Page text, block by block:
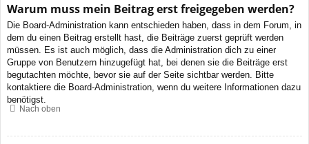
Warum muss mein Beitrag erst freigegeben werden?
Die Board-Administration kann entschieden haben, dass in dem Forum, in
dem du einen Beitrag erstellt hast, die Beiträge zuerst geprüft werden
müssen. Es ist auch möglich, dass die Administration dich zu einer
Gruppe von Benutzern hinzugefügt hat, bei denen sie die Beiträge erst
begutachten möchte, bevor sie auf der Seite sichtbar werden. Bitte
kontaktiere die Board-Administration, wenn du weitere Informationen dazu
benötigst.
Nach oben